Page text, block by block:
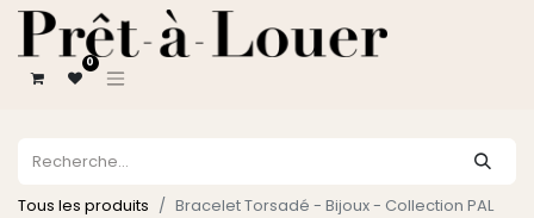
0
Tous les produits Bracelet Torsadé - Bijoux - Collection PAL